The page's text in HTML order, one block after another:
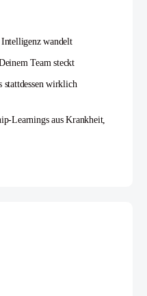
wandelt
Team steckt
stattdessen wirklich
Learnings aus Krankheit,